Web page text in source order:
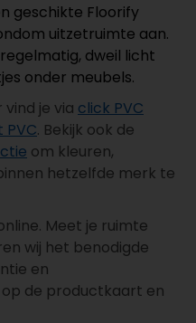
geschikte Floorify
uitzetruimte aan.
dweil licht
onder meubels.
je via click PVC
PVC. Bekijk ook de
om kleuren,
hetzelfde merk te
Meet je ruimte
wij het benodigde
en
de productkaart en